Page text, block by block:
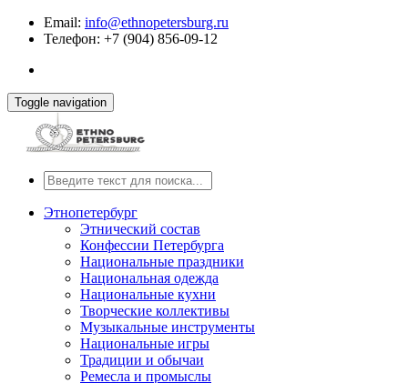
Email: info@ethnopetersburg.ru
Телефон: +7 (904) 856-09-12
Toggle navigation
Этнопетербург
Этнический состав
Конфессии Петербурга
Национальные праздники
Национальная одежда
Национальные кухни
Творческие коллективы
Музыкальные инструменты
Национальные игры
Традиции и обычаи
Ремесла и промыслы